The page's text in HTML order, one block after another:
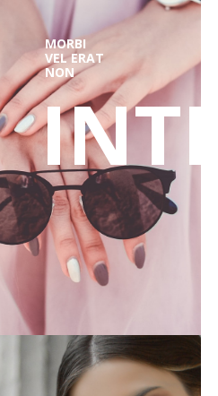
MORBI
VEL ERAT
NON